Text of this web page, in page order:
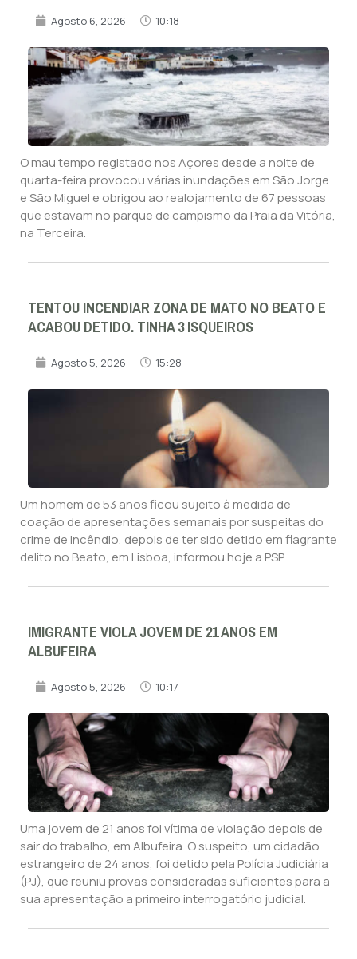
Agosto 6, 2026 10:18
O mau tempo registado nos Açores desde a noite de
quarta-feira provocou várias inundações em São Jorge
e São Miguel e obrigou ao realojamento de 67 pessoas
que estavam no parque de campismo da Praia da Vitória,
na Terceira.
TENTOU INCENDIAR ZONA DE MATO NO BEATO E
ACABOU DETIDO. TINHA 3 ISQUEIROS
Agosto 5, 2026 15:28
Um homem de 53 anos ficou sujeito à medida de
coação de apresentações semanais por suspeitas do
crime de incêndio, depois de ter sido detido em flagrante
delito no Beato, em Lisboa, informou hoje a PSP.
IMIGRANTE VIOLA JOVEM DE 21 ANOS EM
ALBUFEIRA
Agosto 5, 2026 10:17
Uma jovem de 21 anos foi vítima de violação depois de
sair do trabalho, em Albufeira. O suspeito, um cidadão
estrangeiro de 24 anos, foi detido pela Polícia Judiciária
(PJ), que reuniu provas consideradas suficientes para a
sua apresentação a primeiro interrogatório judicial.